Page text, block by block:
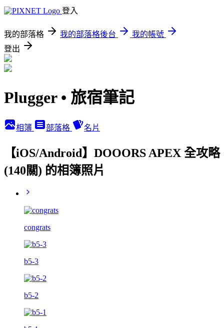
登入
我的部落格 我的部落格後台
我的帳號
登出
Plugger • 旅宿筆記
相簿 部落格 名片
【iOS/Android】DOOORS APEX 全攻略
(140關) 的相簿照片
congrats
b5-3
b5-2